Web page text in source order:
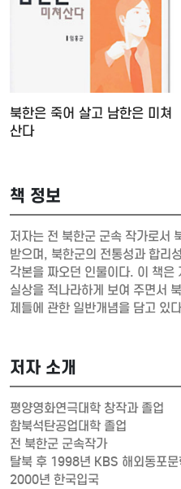
북한은 죽어 살고 남한은 미쳐
산다
책 정보
저자는 전 북한군 군속 작가로서
받으며, 북한군의 전통성과 합리
각본을 짜오던 인물이다. 이 책은
실상을 적나라하게 보여 주면서
제들에 관한 일반개념을 담고 있
저자 소개
평양영화연극대학 창작과 졸업
함북석탄공업대학 졸업
전 북한군 군속작가
탈북 후 1998년 KBS 해외동포
2000년 한국입국